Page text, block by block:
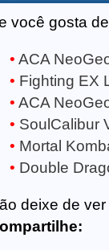
você gosta
ACA
Fighting EX
ACA
SoulCalibur
Mortal
Double
deixe de ver